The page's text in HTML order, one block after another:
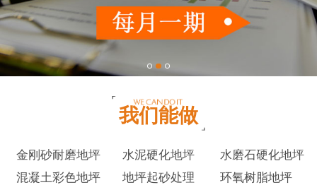
我们能做
金刚砂耐磨地坪 水泥硬化地坪
水磨石硬化地坪
混凝土彩色地坪
地坪起砂处理
环氧树脂地坪